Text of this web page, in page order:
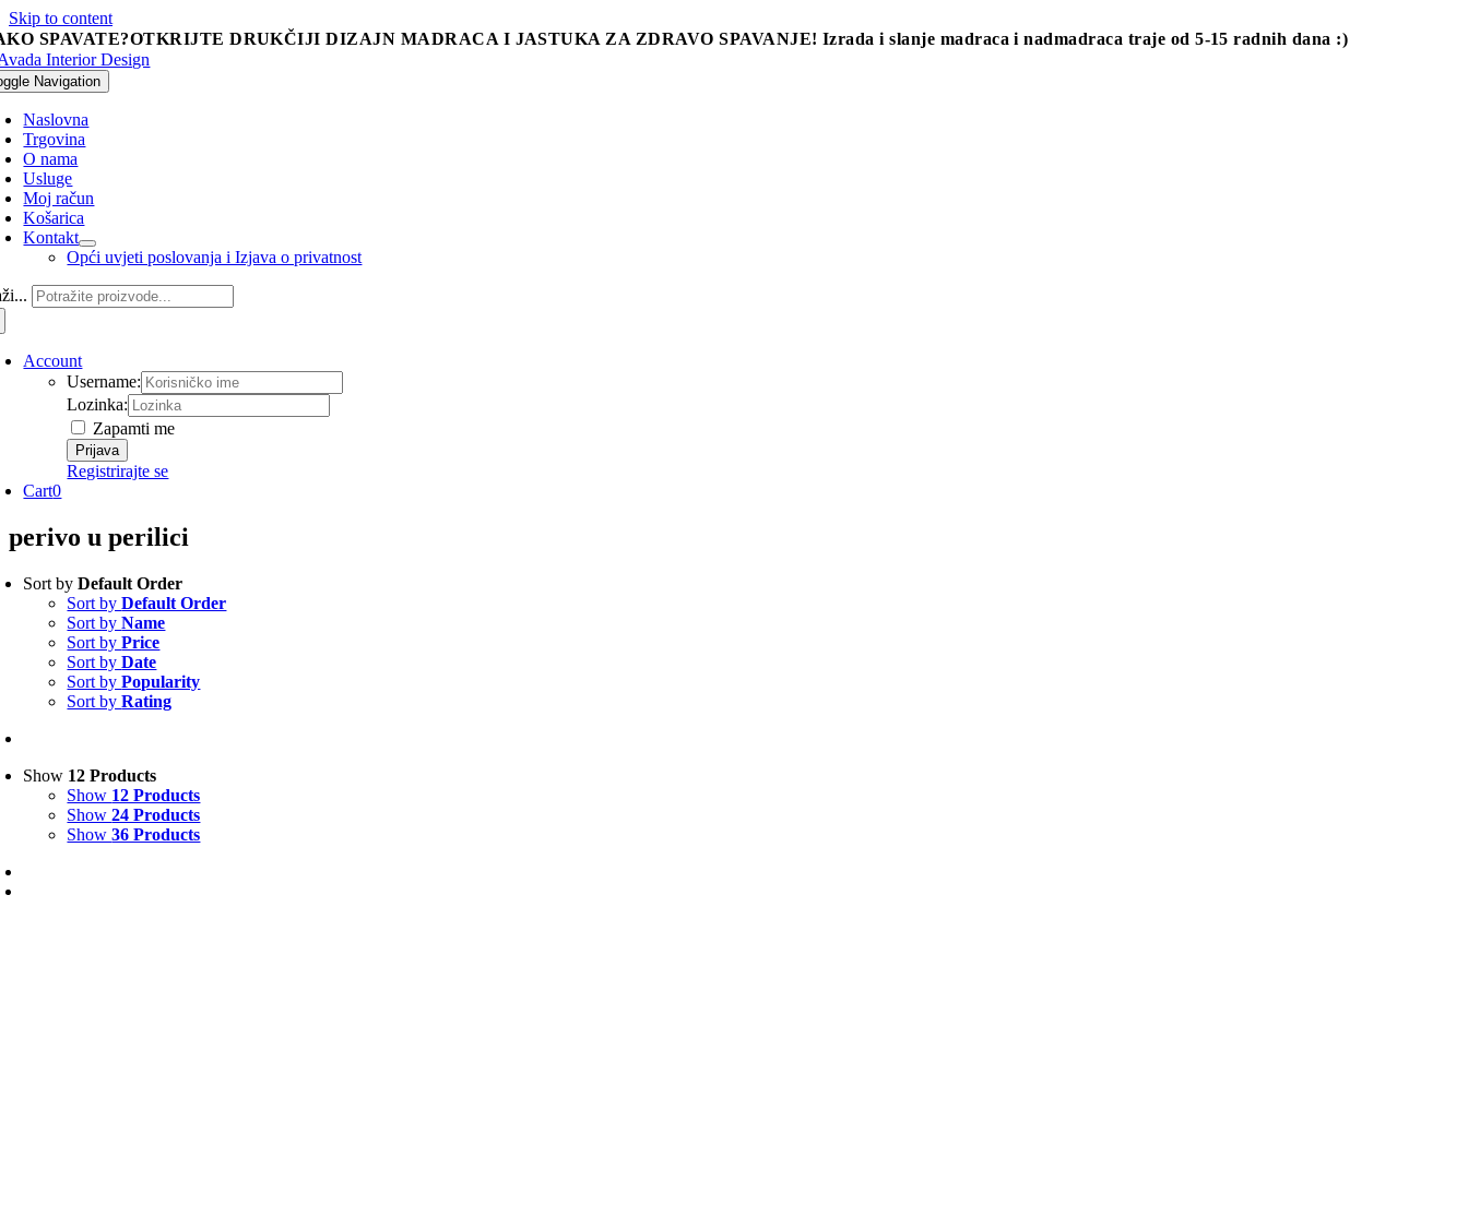
Skip to content
SPAVATE?OTKRIJTE DRUKČIJI DIZAJN MADRACA I JASTUKA ZA ZDRAVO SPAVANJE! Izrada i slanje madraca i nadmadraca traje od 5-15 radnih dana :)
Navigation
Naslovna
Trgovina
O nama
Usluge
Moj račun
Košarica
Kontakt
Opći uvjeti poslovanja i Izjava o privatnost
Account
Username:
Lozinka:
Zapamti me
Registrirajte se
Cart0
perivo u perilici
Sort byDefault Order
Sort byDefault Order
Sort byName
Sort byPrice
Sort byDate
Sort byPopularity
Sort byRating
Show 12 Products
Show 12 Products
Show24 Products
Show36 Products